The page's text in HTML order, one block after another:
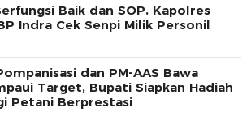
Baik dan SOP, Kapolres
Indra Cek Senpi Milik Personil
dan PM-AAS Bawa
Target, Bupati Siapkan Hadiah
Petani Berprestasi